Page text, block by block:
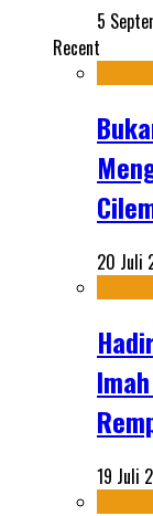
5
Recent
20 Juli
19 Juli